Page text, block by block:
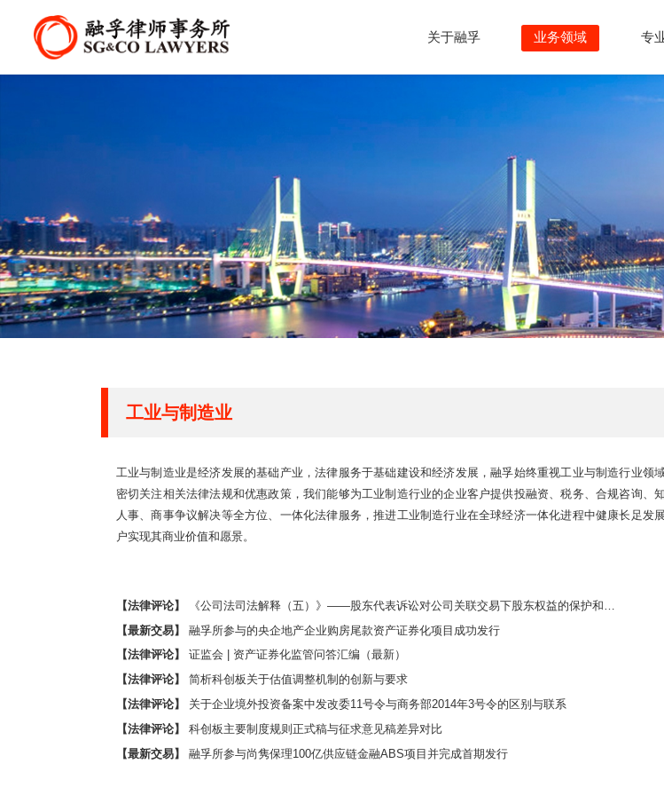
关于融孚 业务领域 专
工业与制造业
工业与制造业是经济发展的基础产业，法律服务于基础建设和经济发展，融孚始终重视工业与制造行业领
密切关注相关法律法规和优惠政策，我们能够为工业制造行业的企业客户提供投融资、税务、合规咨询、
人事、商事争议解决等全方位、一体化法律服务，推进工业制造行业在全球经济一体化进程中健康长足发
户实现其商业价值和愿景。
【法律评论】 《公司法司法解释（五）》——股东代表诉讼对公司关联交易下股东权益的保护和救济的新视角
【最新交易】
融孚所参与的央企地产企业购房尾款资产证券化项目成功发行
【法律评论】
证监会 | 资产证券化监管问答汇编（最新）
【法律评论】
简析科创板关于估值调整机制的创新与要求
【法律评论】
关于企业境外投资备案中发改委11号令与商务部2014年3号令的区别与联系
【法律评论】
科创板主要制度规则正式稿与征求意见稿差异对比
【最新交易】
融孚所参与尚隽保理100亿供应链金融ABS项目并完成首期发行